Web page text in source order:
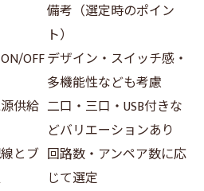
備考（選定時のポイン
ト）
OFFデザイン・スイッチ感・
多機能性なども考慮
供給 二口・三口・USB付きな
どバリエーションあり
とブ 回路数・アンペア数に応
じて選定